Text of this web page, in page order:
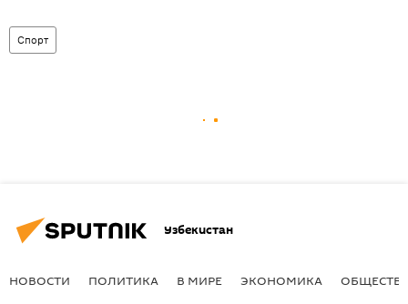
Спорт
Узбекистан
НОВОСТИ ПОЛИТИКА В МИРЕ ЭКОНОМИКА